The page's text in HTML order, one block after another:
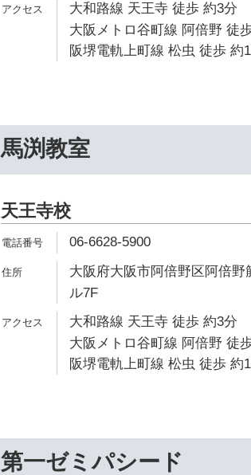
大和路線 天王寺 徒歩 約3分
大阪メトロ谷町線 阿倍野 徒
阪堺電軌上町線 松虫 徒歩 約
馬渕教室
天王寺校
06-6628-5900
大阪府大阪市阿倍野区阿倍野
ル7F
大和路線 天王寺 徒歩 約3分
大阪メトロ谷町線 阿倍野 徒
阪堺電軌上町線 松虫 徒歩 約
第一ゼミパシード